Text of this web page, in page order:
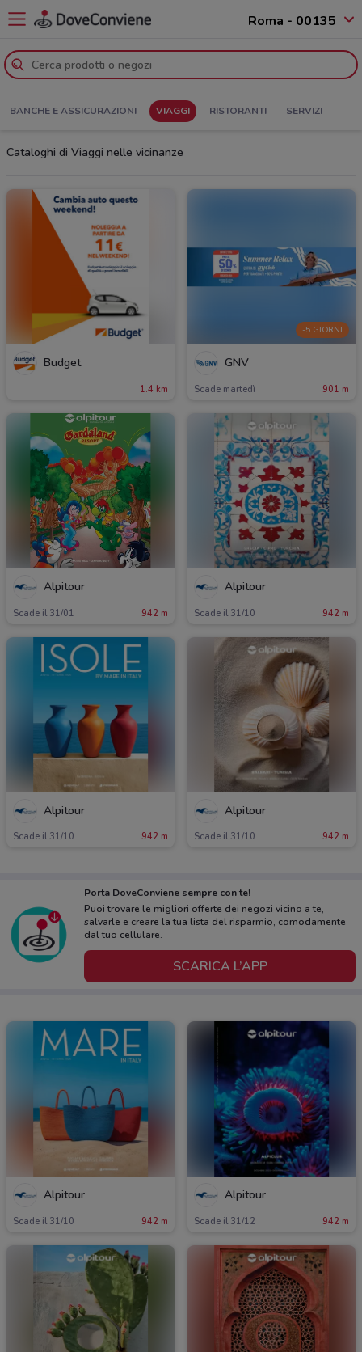
Roma - 00135
BANCHE E ASSICURAZIONI VIAGGI RISTORANTI SERVIZI
Cataloghi di Viaggi nelle vicinanze
Budget
1.4 km
-5 GIORNI
GNV
Scade martedì 901 m
Alpitour
Scade il 31/01 942 m
Alpitour
Scade il 31/10 942 m
Alpitour
Scade il 31/10 942 m
Alpitour
Scade il 31/10 942 m
Porta DoveConviene sempre con te!
Puoi trovare le migliori offerte dei negozi vicino a te,
salvarle e creare la tua lista del risparmio, comodamente
dal tuo cellulare.
SCARICA L’APP
Alpitour
Scade il 31/10 942 m
Alpitour
Scade il 31/12 942 m